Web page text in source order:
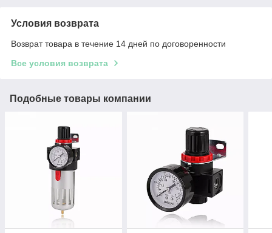
Условия возврата
Возврат товара в течение 14 дней по договоренности
Все условия возврата
Подобные товары компании